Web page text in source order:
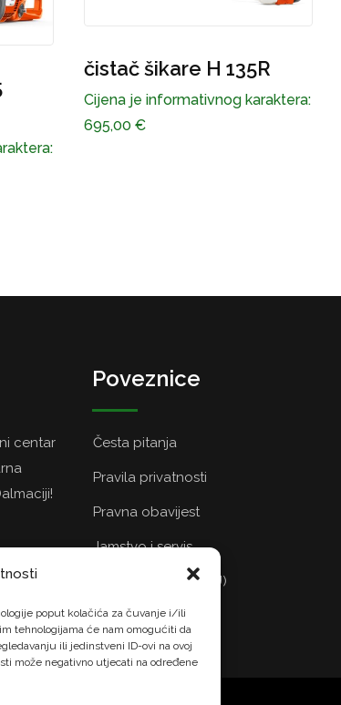
poput kolačića za čuvanje i/ili
tehnologijama će nam omogućiti da
ili jedinstveni ID-ovi na ovoj
može negativno utjecati na određene
Pila motorna H 565
Cijena je informativnog karaktera:
1.155,00
centar
Poveznice
Česta pitanja
Pravila privatnosti
Pravna obavijest
Jamstvo i servis
Politika kolačića (EU)